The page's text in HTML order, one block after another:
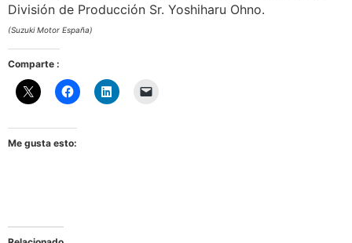
División de Producción Sr. Yoshiharu Ohno.
(Suzuki Motor España)
Comparte :
Me gusta esto: